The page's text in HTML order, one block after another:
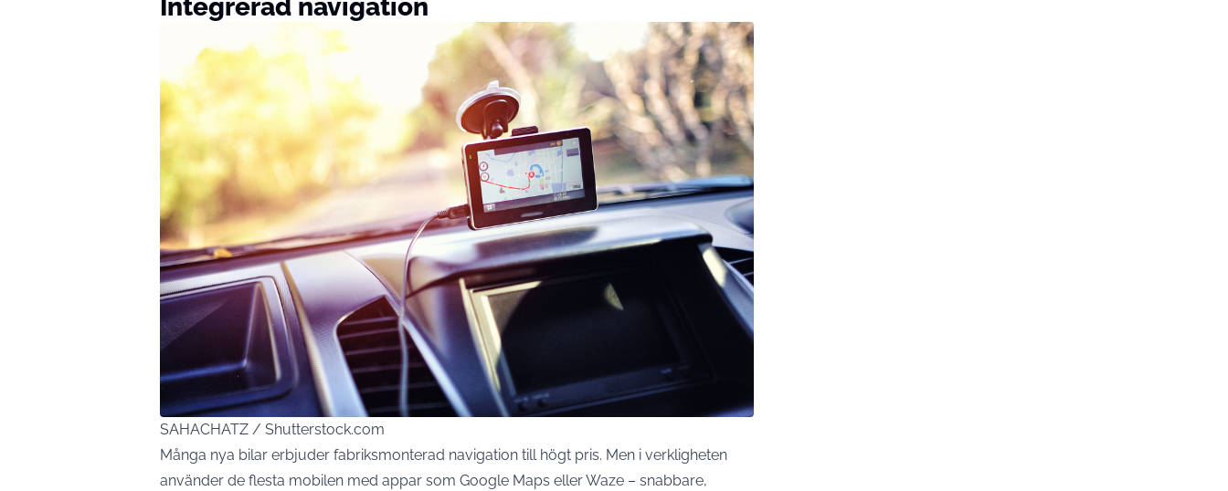
Integrerad navigation
SAHACHATZ / Shutterstock.com
Många nya bilar erbjuder fabriksmonterad navigation till högt pris. Men i verkligheten
använder de flesta mobilen med appar som Google Maps eller Waze – snabbare,